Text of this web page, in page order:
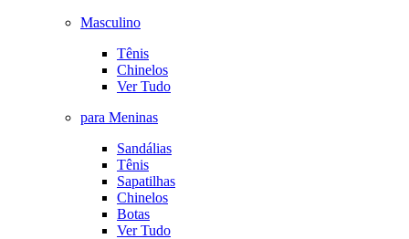
Masculino
Tênis
Chinelos
Ver Tudo
para Meninas
Sandálias
Tênis
Sapatilhas
Chinelos
Botas
Ver Tudo